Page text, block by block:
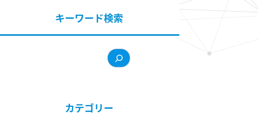
キーワード検索
カテゴリー